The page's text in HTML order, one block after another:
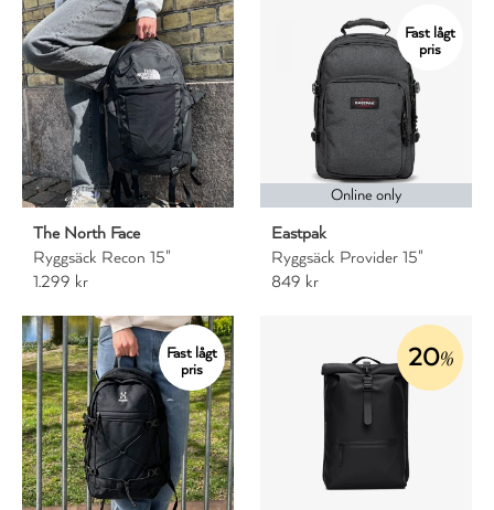
The North Face
Ryggsäck Recon 15"
1.299 kr
Fast lågt
pris
Online only
Eastpak
Ryggsäck Provider 15"
849 kr
Fast lågt
pris
20%